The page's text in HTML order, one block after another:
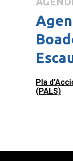
Pla
(PALS)